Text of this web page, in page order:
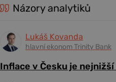
Názory analytiků
Lukáš Kovanda
hlavní ekonom Trinity Bank
Inflace v Česku je